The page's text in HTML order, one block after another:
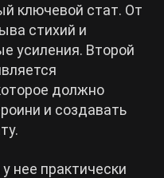
ключевой стат. От
стихий и
усиления. Второй
должно
и создавать
нее практически